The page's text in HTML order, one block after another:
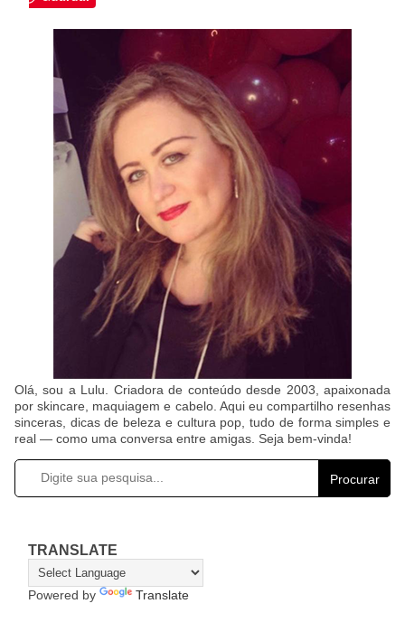
Olá, sou a Lulu. Criadora de conteúdo desde 2003, apaixonada
por skincare, maquiagem e cabelo. Aqui eu compartilho resenhas
sinceras, dicas de beleza e cultura pop, tudo de forma simples e
real — como uma conversa entre amigas. Seja bem-vinda!
Procurar
TRANSLATE
Powered by Translate